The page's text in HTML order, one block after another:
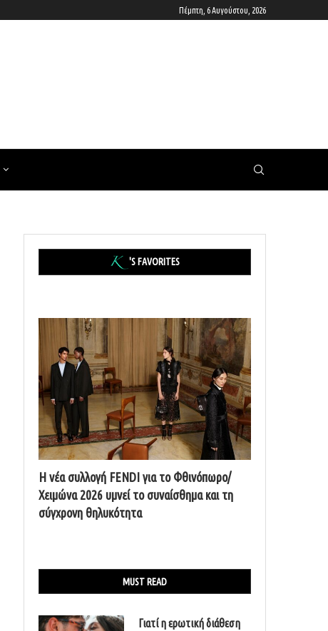
Πέμπτη, 6 Αυγούστου, 2026
'S FAVORITES
Η νέα συλλογή FENDI για το Φθινόπωρο/
Χειμώνα 2026 υμνεί το συναίσθημα και τη
σύγχρονη θηλυκότητα
MUST READ
Γιατί η ερωτική διάθεση